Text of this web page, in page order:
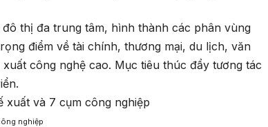
thị đa trung tâm, hình thành các phân vùng
điểm về tài chính, thương mại, du lịch, văn
công nghệ cao. Mục tiêu thúc đẩy tương tác
nghiệp